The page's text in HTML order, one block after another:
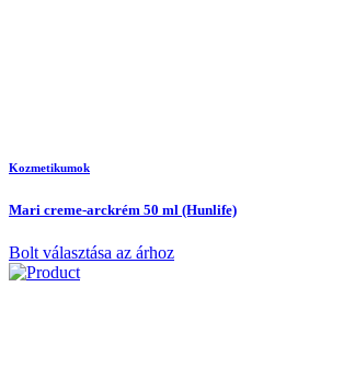
Kozmetikumok
Mari creme-arckrém 50 ml (Hunlife)
Bolt választása az árhoz